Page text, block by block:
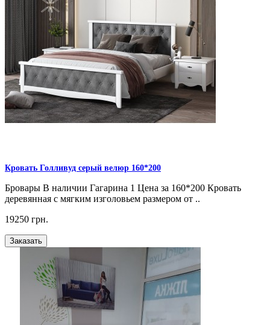
Кровать Голливуд серый велюр 160*200
Бровары В наличии Гагарина 1 Цена за 160*200 Кровать
деревянная с мягким изголовьем размером от ..
19250 грн.
Заказать